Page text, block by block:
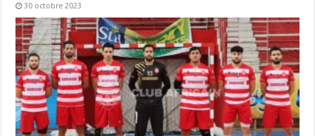
30 octobre 2023